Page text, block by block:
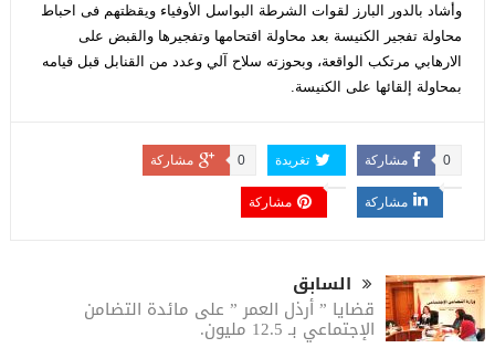
وأشاد بالدور البارز لقوات الشرطة البواسل الأوفياء ويقظتهم فى احباط
محاولة تفجير الكنيسة بعد محاولة اقتحامها وتفجيرها والقبض على
الارهابي مرتكب الواقعة، وبحوزته سلاح آلي وعدد من القنابل قبل قيامه
بمحاولة إلقائها على الكنيسة.
مشاركة 0 تغريدة مشاركة 0
مشاركة مشاركة
السابق
قضايا ” أرذل العمر ” على مائدة التضامن
الإجتماعي بـ 12.5 مليون.